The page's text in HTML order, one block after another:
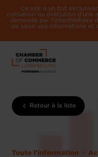
Ce site a un but
cotisation ou exécution d'une
demandé par l'intermédiaire
de saisir vos informations et
Retour à la liste
Toute l'information